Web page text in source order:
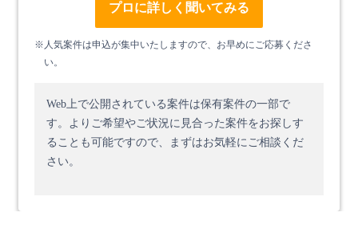
プロに詳しく聞いてみる
※人気案件は申込が集中いたしますので、お早めにご応募くださ
い。
Web上で公開されている案件は保有案件の一部で
す。 よりご希望やご状況に見合った案件をお探しす
ることも可能ですので、まずはお気軽にご相談くだ
さい。